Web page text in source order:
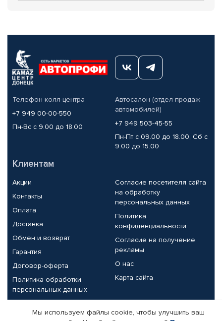
Телефон колл-центра
+7 949 00-00-550
Пн-Вс с 9.00 до 18.00
Автосалон (отдел продаж
автомобилей)
+7 949 503-45-55
Пн-Пт с 09.00 до 18.00, Сб с
9.00 до 15.00
Клиентам
Акции
Контакты
Оплата
Доставка
Обмен и возврат
Гарантия
Договор-оферта
Политика обработки
персональных данных
Согласие посетителя сайта
на обработку
персональных данных
Политика
конфиденциальности
Согласие на получение
рекламы
О нас
Карта сайта
Партнерам
Мы используем файлы cookie, чтобы улучшить ваш